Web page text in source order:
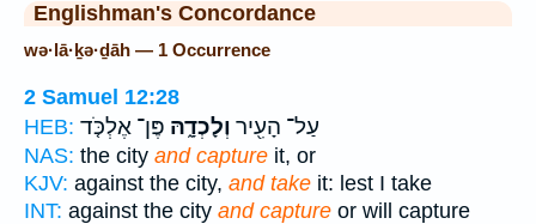
Englishman's Concordance
wə·lā·ḵə·ḏāh — 1 Occurrence
2 Samuel 12:28
HEB:
עַל־ הָעִ֖יר וְלָכְדָ֑הּ פֶּן־ אֶלְכֹּ֤ד
NAS: the city and capture it, or
KJV: against the city, and take it: lest I take
INT: against the city and capture or will capture